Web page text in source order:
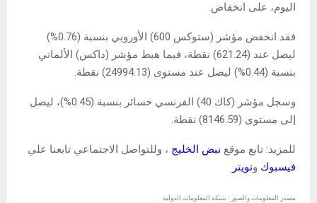
اليوم، على انخفاض.
فقد انخفض مؤشر (ستوكس 600) الأوروبي بنسبة (0.76%)
ليصل عند (621.24) نقطة، فيما هبط مؤشر (داكس) الألماني
بنسبة (0.44%) ليصل عند مستوى (24994.13) نقطة.
وسجل مؤشر (كاك 40) الفرنسي خسائر بنسبة (0.45%)، ليصل
إلى مستوى (8146.59) نقطة.
للمزيد: تابع موقع نبض الخليج ، وللتواصل الاجتماعي تابعنا علي
فيسبوك وتويتر
مصدر المعلومات والصور : شبكة المعلومات الدولية